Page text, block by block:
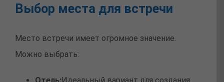
Выбор места для встречи
Место встречи имеет огромное значение.
Можно выбрать: